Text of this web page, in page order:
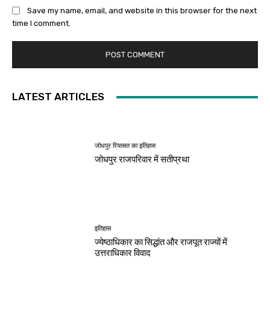
Save my name, email, and website in this browser for the next
time I comment.
LATEST ARTICLES
जोधपुर रियासत का इतिहास
जोधपुर राजपरिवार में सतीप्रथा
इतिहास
ज्येष्ठाधिकार का सिद्धांत और राजपूत राज्यों में
उत्तराधिकार विवाद